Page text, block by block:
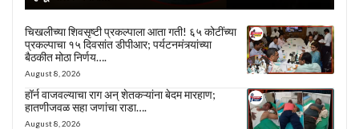
चिखलीच्या शिवसृष्टी प्रकल्पाला आता गती! ६५ कोटींच्या
प्रकल्पाचा १५ दिवसांत डीपीआर; पर्यटनमंत्र्यांच्या
बैठकीत मोठा निर्णय….
August 8, 2026
हॉर्न वाजवल्याचा राग अन् शेतकऱ्यांना बेदम मारहाण;
हातणीजवळ सहा जणांचा राडा….
August 8, 2026